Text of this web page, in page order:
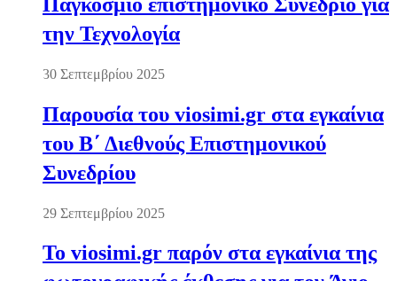
την Τεχνολογία
30 Σεπτεμβρίου 2025
Παρουσία του viosimi.gr στα εγκαίνια
του Β΄ Διεθνούς Επιστημονικού
Συνεδρίου
29 Σεπτεμβρίου 2025
Το viosimi.gr παρόν στα εγκαίνια της